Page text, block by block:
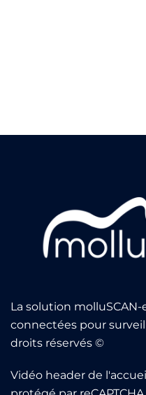
La solution
connectées pour
droits réservés ©
Vidéo header de l'accueil